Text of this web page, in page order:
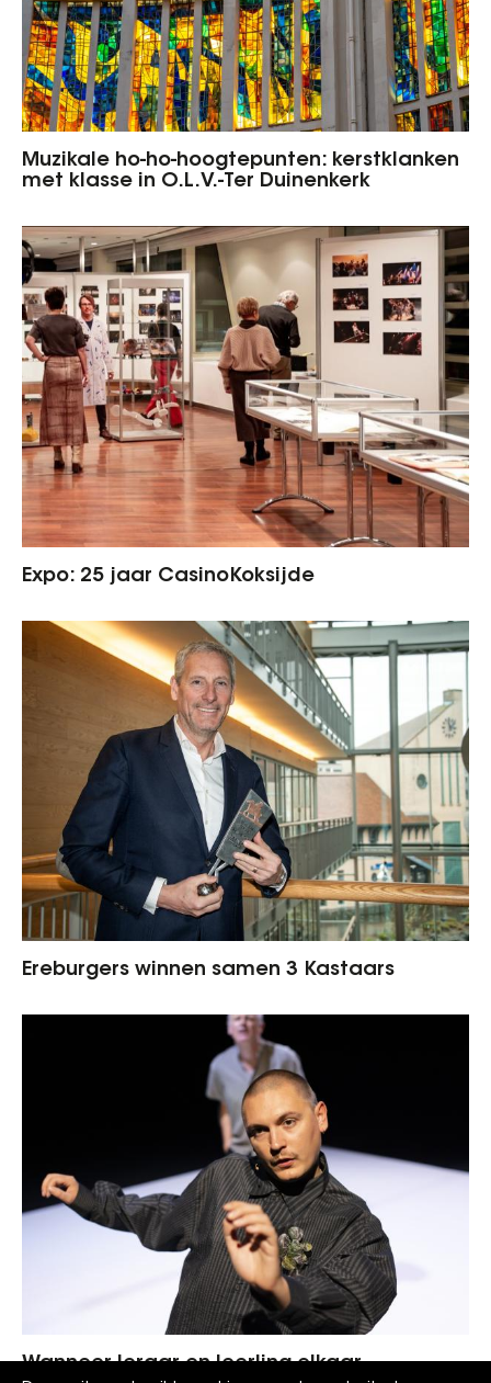
Muzikale ho-ho-hoogtepunten: kerstklanken
met klasse in O.L.V.-Ter Duinenkerk
Expo: 25 jaar CasinoKoksijde
Ereburgers winnen samen 3 Kastaars
Wanneer leraar en leerling elkaar